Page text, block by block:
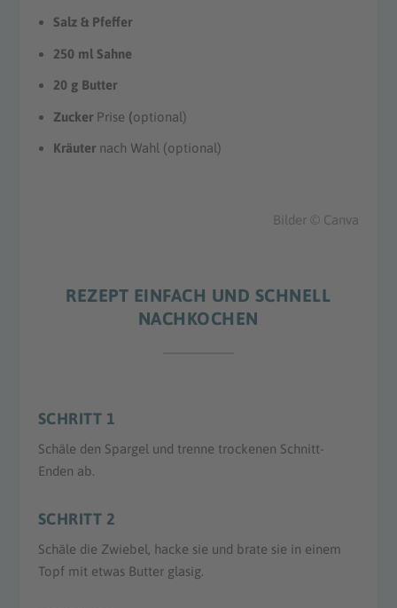
Salz & Pfeffer
250 ml Sahne
20 g Butter
Zucker Prise (optional)
Kräuternach Wahl (optional)
Bilder © Canva
REZEPT EINFACH UND SCHNELL
NACHKOCHEN
SCHRITT 1
Schäle den Spargel und trenne trockenen Schnitt-
Enden ab.
SCHRITT 2
Schäle die Zwiebel, hacke sie und brate sie in einem
Topf mit etwas Butter glasig.